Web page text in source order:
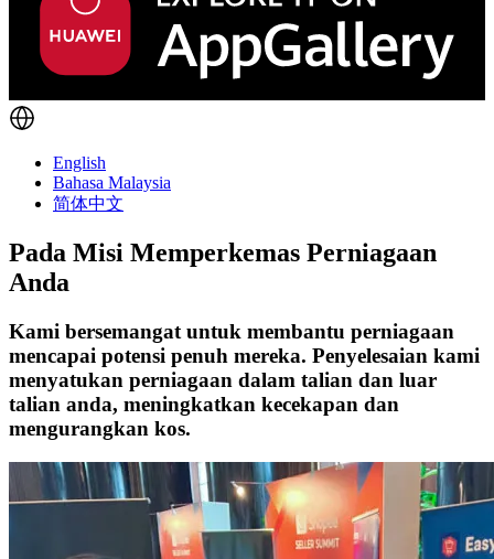
English
Bahasa Malaysia
简体中文
Pada Misi Memperkemas Perniagaan
Anda
Kami bersemangat untuk membantu perniagaan
mencapai potensi penuh mereka. Penyelesaian kami
menyatukan perniagaan dalam talian dan luar
talian anda, meningkatkan kecekapan dan
mengurangkan kos.